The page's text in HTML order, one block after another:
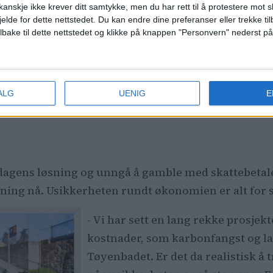
ikke krever ditt samtykke, men du har rett til å protestere mot
for dette nettstedet. Du kan endre dine preferanser eller trekke
til dette nettstedet og klikke på knappen "Personvern" nederst på
UENIG
ga
gått til
Dette er bakgrunnen for at
lokalisere alle ferjene nedenfor
Men Frp mener altså at
utredet. Og partiet mener også
løsning og unngå å gamble med
nå. Usikkerheten rundt økonomien er alt for
- Vi har sett en lang rekke
kostnader, som karbonfangst og
Tøyenbadet. Er det da realistisk å